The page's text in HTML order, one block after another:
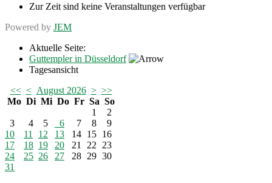
Zur Zeit sind keine Veranstaltungen verfügbar
Powered by JEM
Aktuelle Seite:
Guttempler in Düsseldorf
Tagesansicht
<< < August 2026 > >>
Mo Di Mi Do Fr Sa So
1
2
3
4 5 6 7 8
9
10
11 12 13 14 15 16
17
18 19 20 21 22
23
24
25 26 27 28 29 30
31